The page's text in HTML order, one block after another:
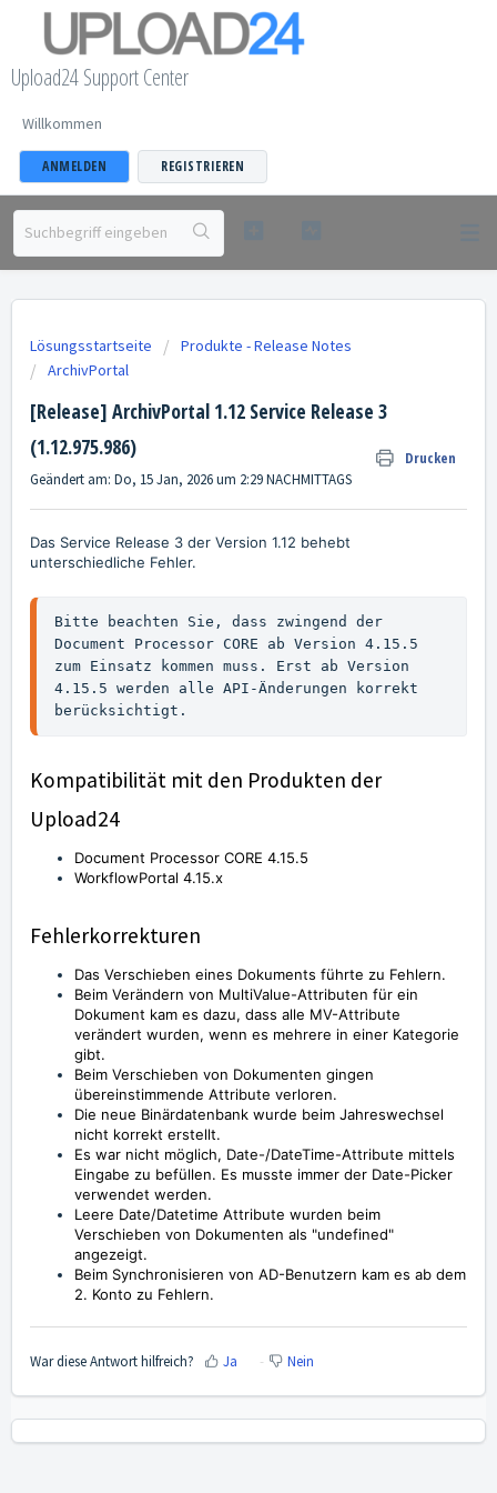
Upload24 Support Center
Willkommen
ANMELDEN REGISTRIEREN
Lösungsstartseite
Produkte - Release Notes
ArchivPortal
[Release] ArchivPortal 1.12 Service Release 3
(1.12.975.986)
Drucken
Geändert am: Do, 15 Jan, 2026 um 2:29 NACHMITTAGS
Das Service Release 3 der Version 1.12 behebt
unterschiedliche Fehler.
Bitte beachten Sie, dass zwingend der
Document Processor CORE ab Version 4.15.5
zum Einsatz kommen muss. Erst ab Version
4.15.5 werden alle API-Änderungen korrekt
berücksichtigt.
Kompatibilität mit den Produkten der
Upload24
Document Processor CORE 4.15.5
WorkflowPortal 4.15.x
Fehlerkorrekturen
Das Verschieben eines Dokuments führte zu Fehlern.
Beim Verändern von MultiValue-Attributen für ein
Dokument kam es dazu, dass alle MV-Attribute
verändert wurden, wenn es mehrere in einer Kategorie
gibt.
Beim Verschieben von Dokumenten gingen
übereinstimmende Attribute verloren.
Die neue Binärdatenbank wurde beim Jahreswechsel
nicht korrekt erstellt.
Es war nicht möglich, Date-/DateTime-Attribute mittels
Eingabe zu befüllen. Es musste immer der Date-Picker
verwendet werden.
Leere Date/Datetime Attribute wurden beim
Verschieben von Dokumenten als "undefined"
angezeigt.
Beim Synchronisieren von AD-Benutzern kam es ab dem
2. Konto zu Fehlern.
War diese Antwort hilfreich? Ja Nein